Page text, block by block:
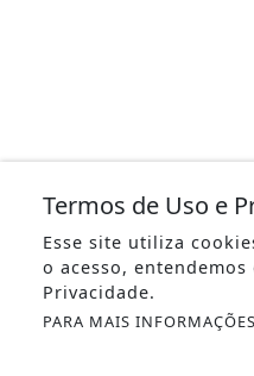
Termos de Uso e
Esse site utiliza
o acesso,
Privacidade.
PARA MAIS